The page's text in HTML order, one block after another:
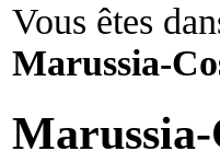
Vous êtes
Marussia-